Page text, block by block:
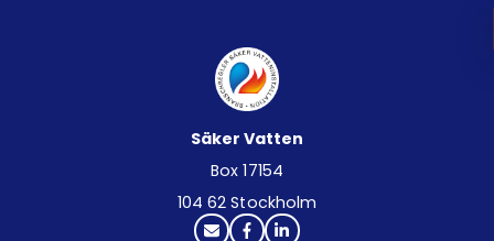
Säker Vatten
Box 17154
104 62 Stockholm